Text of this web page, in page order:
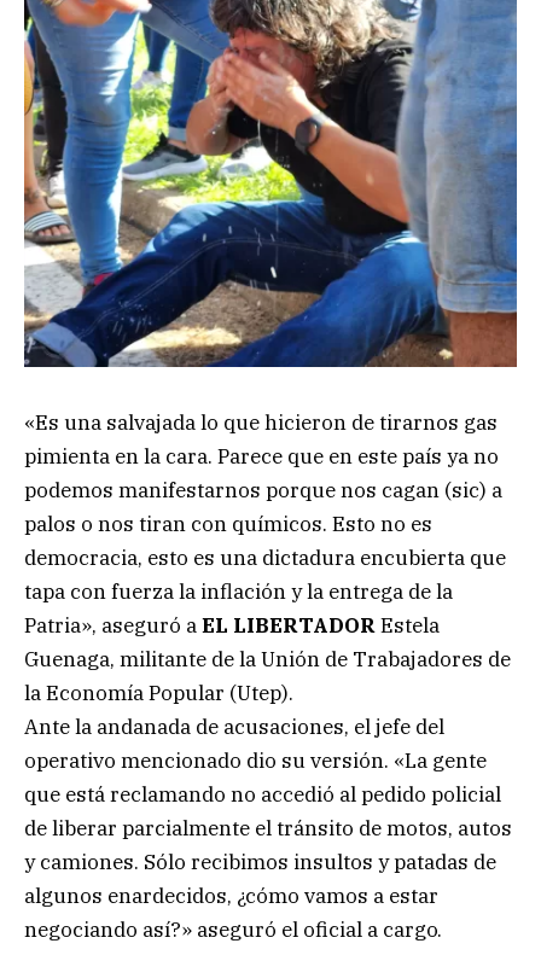
«Es una salvajada lo que hicieron de tirarnos gas
pimienta en la cara. Parece que en este país ya no
podemos manifestarnos porque nos cagan (sic) a
palos o nos tiran con químicos. Esto no es
democracia, esto es una dictadura encubierta que
tapa con fuerza la inflación y la entrega de la
Patria», aseguró aEL LIBERTADOREstela
Guenaga, militante de la Unión de Trabajadores de
la Economía Popular (Utep).
Ante la andanada de acusaciones, el jefe del
operativo mencionado dio su versión. «La gente
que está reclamando no accedió al pedido policial
de liberar parcialmente el tránsito de motos, autos
y camiones. Sólo recibimos insultos y patadas de
algunos enardecidos, ¿cómo vamos a estar
negociando así?» aseguró el oficial a cargo.